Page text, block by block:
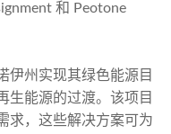
和 Peotone
伊州实现其绿色能源目
生能源的过渡。该项目
求，这些解决方案可为